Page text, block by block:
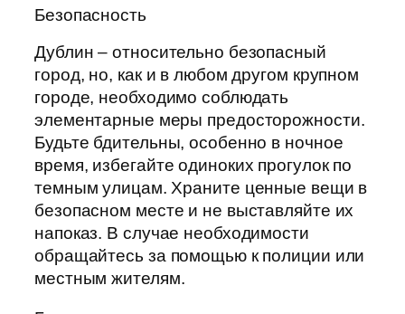
Безопасность
Дублин – относительно безопасный
город, но, как и в любом другом крупном
городе, необходимо соблюдать
элементарные меры предосторожности.
Будьте бдительны, особенно в ночное
время, избегайте одиноких прогулок по
темным улицам. Храните ценные вещи в
безопасном месте и не выставляйте их
напоказ. В случае необходимости
обращайтесь за помощью к полиции или
местным жителям.